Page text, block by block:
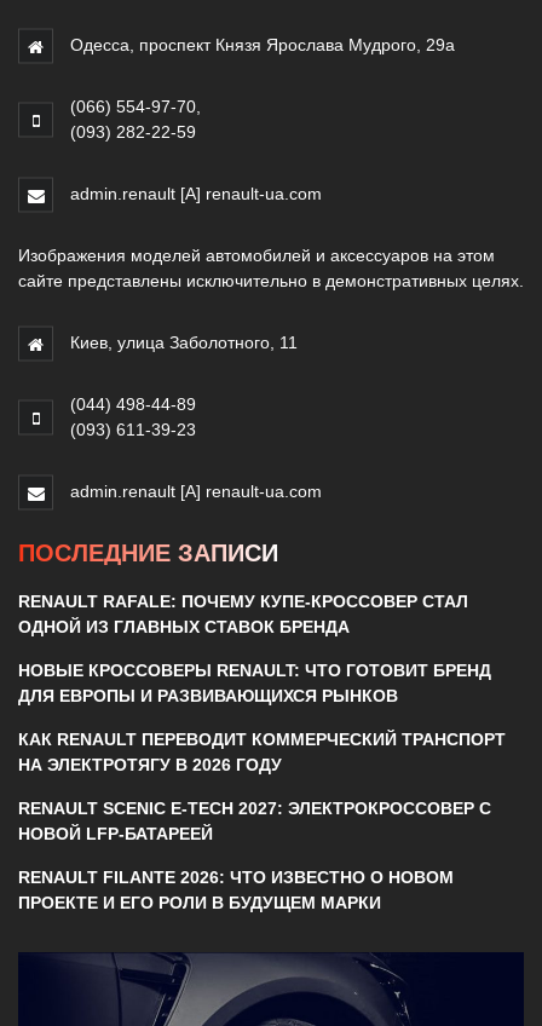
Одесса, проспект Князя Ярослава Мудрого, 29а
(066) 554-97-70,
(093) 282-22-59
admin.renault [A] renault-ua.com
Изображения моделей автомобилей и аксессуаров на этом
сайте представлены исключительно в демонстративных целях.
Киев, улица Заболотного, 11
(044) 498-44-89
(093) 611-39-23
admin.renault [A] renault-ua.com
ПОСЛЕДНИЕ ЗАПИСИ
RENAULT RAFALE: ПОЧЕМУ КУПЕ-КРОССОВЕР СТАЛ
ОДНОЙ ИЗ ГЛАВНЫХ СТАВОК БРЕНДА
НОВЫЕ КРОССОВЕРЫ RENAULT: ЧТО ГОТОВИТ БРЕНД
ДЛЯ ЕВРОПЫ И РАЗВИВАЮЩИХСЯ РЫНКОВ
КАК RENAULT ПЕРЕВОДИТ КОММЕРЧЕСКИЙ ТРАНСПОРТ
НА ЭЛЕКТРОТЯГУ В 2026 ГОДУ
RENAULT SCENIC E-TECH 2027: ЭЛЕКТРОКРОССОВЕР С
НОВОЙ LFP-БАТАРЕЕЙ
RENAULT FILANTE 2026: ЧТО ИЗВЕСТНО О НОВОМ
ПРОЕКТЕ И ЕГО РОЛИ В БУДУЩЕМ МАРКИ